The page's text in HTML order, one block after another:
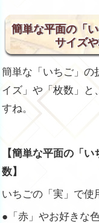
簡単な平面の「
サイズ
簡単な「いちご」の
イズ」や「枚数」と
すね。
【簡単な平面の「
数】
いちごの「実」で使
●「赤」やお好きな